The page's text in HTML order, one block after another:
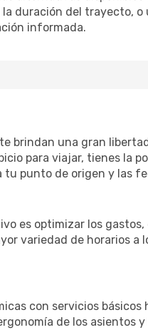
duración del trayecto,
informada.
brindan una gran
para viajar, tienes la
punto de origen y las
es optimizar los
variedad de horarios a
con servicios
de los asientos